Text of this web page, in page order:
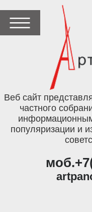
Веб сайт
частного
популяризации и